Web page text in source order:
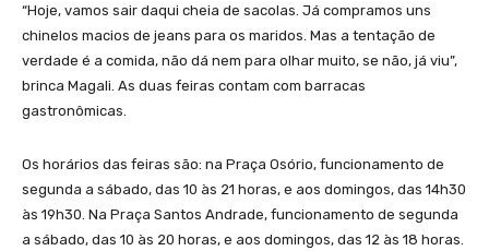
“Hoje, vamos sair daqui cheia de sacolas. Já compramos uns
chinelos macios de jeans para os maridos. Mas a tentação de
verdade é a comida, não dá nem para olhar muito, se não, já viu”,
brinca Magali. As duas feiras contam com barracas
gastronômicas.
Os horários das feiras são: na Praça Osório, funcionamento de
segunda a sábado, das 10 às 21 horas, e aos domingos, das 14h30
às 19h30. Na Praça Santos Andrade, funcionamento de segunda
a sábado, das 10 às 20 horas, e aos domingos, das 12 às 18 horas.